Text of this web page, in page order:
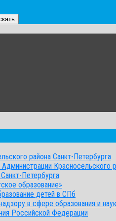
района Санкт-Петербурга
Красносельского
Петербурга
образование»
детей в СПб
в сфере образования и
Российской Федерации